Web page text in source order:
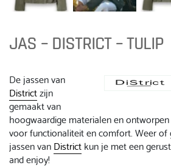
JAS – DISTRICT – TULIP
De jassen van
Districtzijn
gemaakt van
hoogwaardige materialen en
voor functionaliteit en comfort. Weer of
jassen vanDistrictkun je met een
and enjoy!